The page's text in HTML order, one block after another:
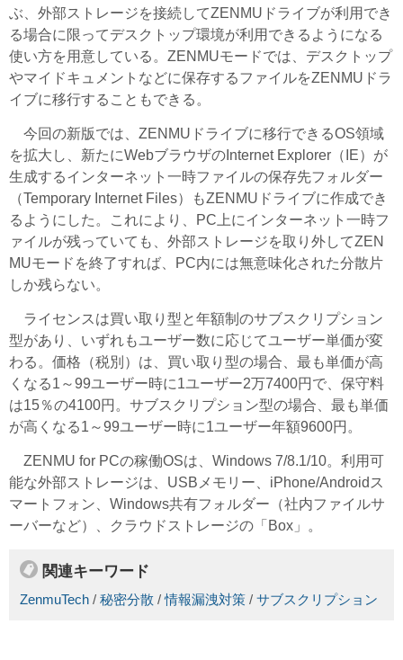
ぶ、外部ストレージを接続してZENMUドライブが利用でき
る場合に限ってデスクトップ環境が利用できるようになる
使い方を用意している。ZENMUモードでは、デスクトップ
やマイドキュメントなどに保存するファイルをZENMUドラ
イブに移行することもできる。
今回の新版では、ZENMUドライブに移行できるOS領域
を拡大し、新たにWebブラウザのInternet Explorer（IE）が
生成するインターネット一時ファイルの保存先フォルダー
（Temporary Internet Files）もZENMUドライブに作成でき
るようにした。これにより、PC上にインターネット一時フ
ァイルが残っていても、外部ストレージを取り外してZEN
MUモードを終了すれば、PC内には無意味化された分散片
しか残らない。
ライセンスは買い取り型と年額制のサブスクリプション
型があり、いずれもユーザー数に応じてユーザー単価が変
わる。価格（税別）は、買い取り型の場合、最も単価が高
くなる1～99ユーザー時に1ユーザー2万7400円で、保守料
は15％の4100円。サブスクリプション型の場合、最も単価
が高くなる1～99ユーザー時に1ユーザー年額9600円。
ZENMU for PCの稼働OSは、Windows 7/8.1/10。利用可
能な外部ストレージは、USBメモリー、iPhone/Androidス
マートフォン、Windows共有フォルダー（社内ファイルサ
ーバーなど）、クラウドストレージの「Box」。
関連キーワード
ZenmuTech / 秘密分散 /情報漏洩対策 / サブスクリプション